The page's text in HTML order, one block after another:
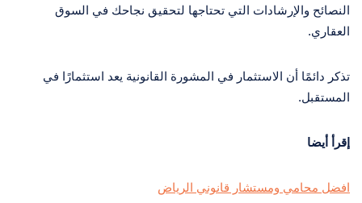
النصائح والإرشادات التي تحتاجها لتحقيق نجاحك في السوق
العقاري.
تذكر دائمًا أن الاستثمار في المشورة القانونية يعد استثمارًا في
المستقبل.
إقرأ أيضا
افضل محامي ومستشار قانوني الرياض